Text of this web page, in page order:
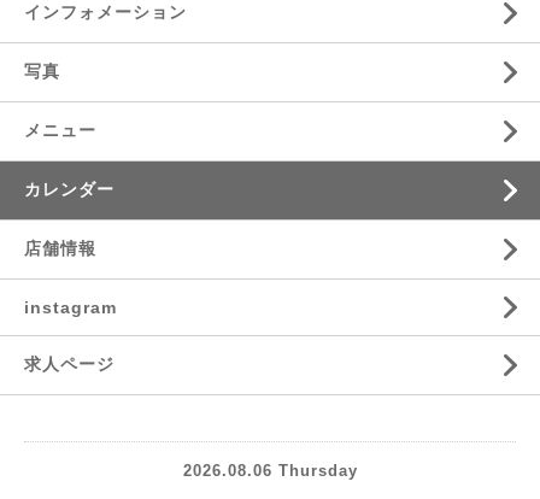
インフォメーション
写真
メニュー
カレンダー
店舗情報
instagram
求人ページ
2026.08.06 Thursday